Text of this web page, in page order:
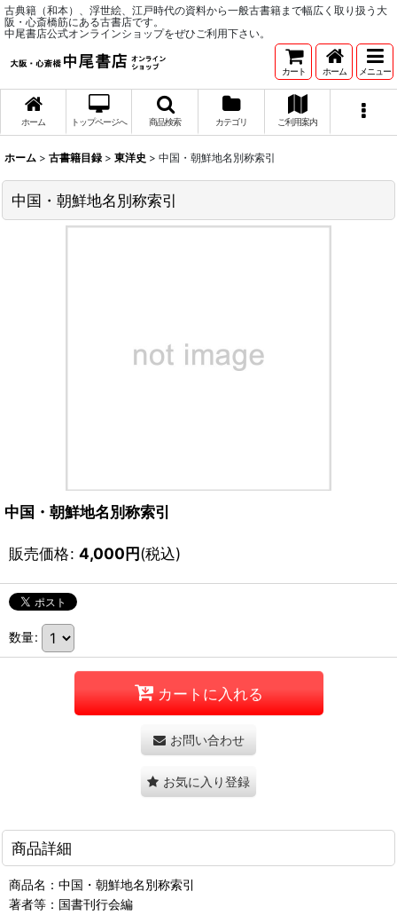
古典籍（和本）、浮世絵、江戸時代の資料から一般古書籍まで幅広く取り扱う大
阪・心斎橋筋にある古書店です。
中尾書店公式オンラインショップをぜひご利用下さい。
カート ホーム メニュー
ホーム トップページへ 商品検索 カテゴリ ご利用案内
ホーム > 古書籍目録 > 東洋史 > 中国・朝鮮地名別称索引
中国・朝鮮地名別称索引
中国・朝鮮地名別称索引
販売価格: 4,000円(税込)
数量:
カートに入れる
お問い合わせ
お気に入り登録
商品詳細
商品名：中国・朝鮮地名別称索引
著者等：国書刊行会編